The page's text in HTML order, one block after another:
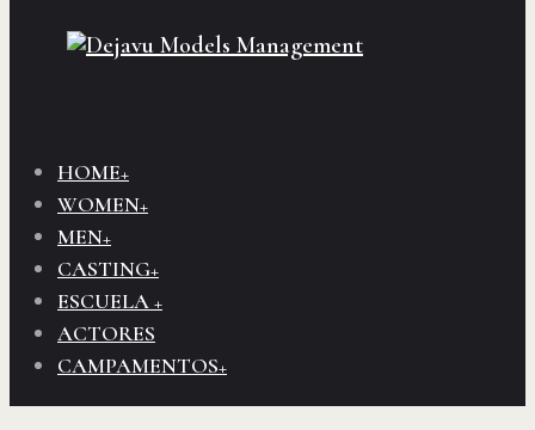
HOME+
WOMEN+
MEN+
CASTING+
ESCUELA +
ACTORES
CAMPAMENTOS+